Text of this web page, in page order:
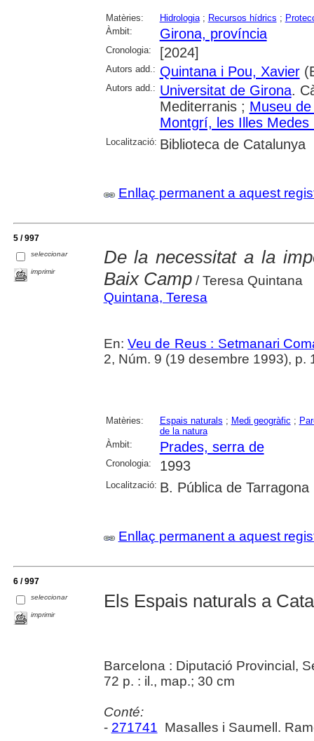
Matèries: Hidrologia; Recursos hídrics ;
Àmbit:
Girona, província
Cronologia: [2024]
Autors add.: Quintana i Pou, Xavier
Autors add.: Universitat de Girona.
Mediterranis ; Museu
Montgrí, les Illes Medes
Localització: Biblioteca de Catalunya
Enllaç permanent a aquest
5 / 997
seleccionar
imprimir
De la necessitat a la
Baix Camp/ Teresa Quintana
Quintana, Teresa
En: Veu de Reus : Setmanari
2, Núm. 9 (19 desembre 1993), p.
Matèries: Espais naturals ; Medi geogràfic ;
de la natura
Àmbit:
Prades, serra de
Cronologia: 1993
Localització: B. Pública de Tarragona
Enllaç permanent a aquest
6 / 997
seleccionar
imprimir
Els Espais naturals a
Barcelona : Diputació Provincial,
72 p. : il., map.; 30 cm
Conté:
- 271741 Masalles i Saumell.